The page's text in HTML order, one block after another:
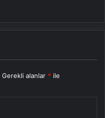
Gerekli alanlar * ile